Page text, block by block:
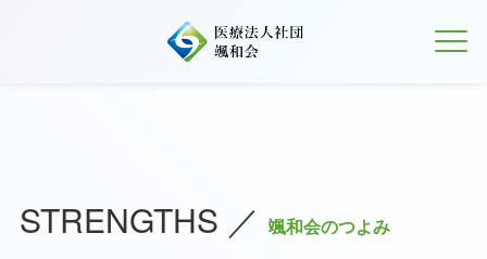
STRENGTHS ／ 颯和会のつよみ